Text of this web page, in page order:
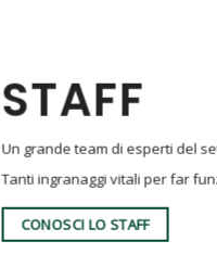
STAFF
Un grande team di esperti del
Tanti ingranaggi vitali per far
CONOSCI LO STAFF